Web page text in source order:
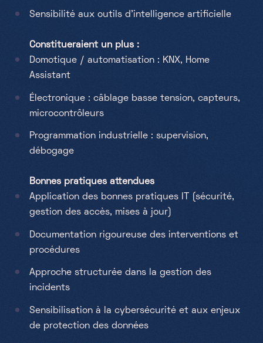
Sensibilité aux outils d’intelligence artificielle
Constitueraient un plus :
Domotique / automatisation : KNX, Home
Assistant
Électronique : câblage basse tension, capteurs,
microcontrôleurs
Programmation industrielle : supervision,
débogage
Bonnes pratiques attendues
Application des bonnes pratiques IT (sécurité,
gestion des accès, mises à jour)
Documentation rigoureuse des interventions et
procédures
Approche structurée dans la gestion des
incidents
Sensibilisation à la cybersécurité et aux enjeux
de protection des données